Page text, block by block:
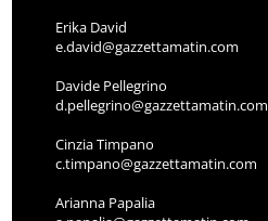
Erika David
e.david@gazzettamatin.com
Davide Pellegrino
d.pellegrino@gazzettamatin.com
Cinzia Timpano
c.timpano@gazzettamatin.com
Arianna Papalia